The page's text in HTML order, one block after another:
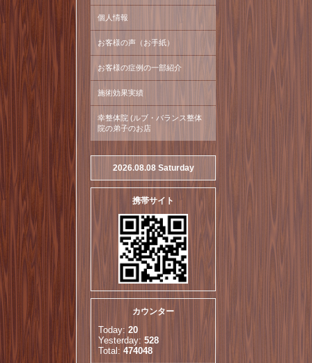
個人情報
お客様の声（お手紙）
お客様の症例の一部紹介
施術効果実績
幸整体院 (ルブ・バランス整体
院の弟子のお店
2026.08.08 Saturday
携帯サイト
カウンター
Today: 20
Yesterday: 528
Total: 474048